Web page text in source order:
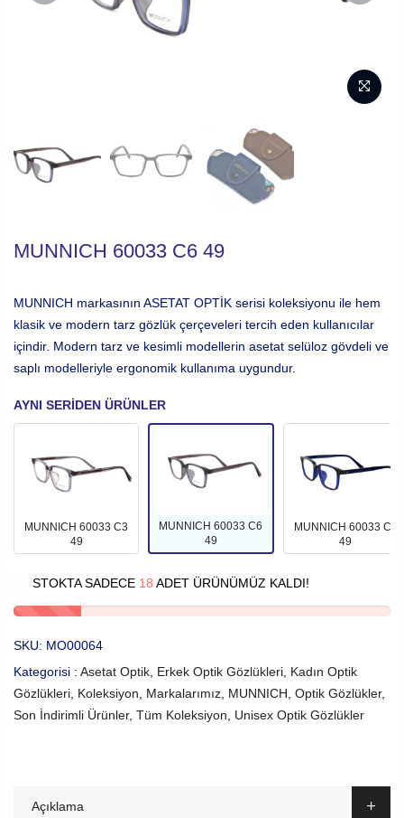
MUNNICH 60033 C6 49
MUNNICH markasının ASETAT OPTİK serisi koleksiyonu ile hem
klasik ve modern tarz gözlük çerçeveleri tercih eden kullanıcılar
içindir. Modern tarz ve kesimli modellerin asetat selüloz gövdeli ve
saplı modelleriyle ergonomik kullanıma uygundur.
AYNI SERIDEN ÜRÜNLER
MUNNICH 60033 C3
49
MUNNICH 60033 C6
49
MUNNICH 60033 C4
49
STOKTA SADECE 18 ADET ÜRÜNÜMÜZ KALDI!
SKU: MO00064
Kategorisi : Asetat Optik Erkek Optik Gözlükleri Kadın Optik
Gözlükleri Koleksiyon Markalarımız MUNNICH Optik Gözlükler,
Son İndirimli Ürünler, Tüm Koleksiyon Unisex Optik Gözlükler
Açıklama